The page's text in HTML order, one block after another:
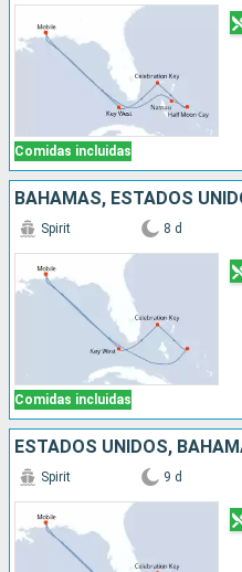
Comidas incluidas
BAHAMAS, ESTADOS
Comidas incluidas
Spirit 8 d
ESTADOS UNIDOS,
Spirit 9 d